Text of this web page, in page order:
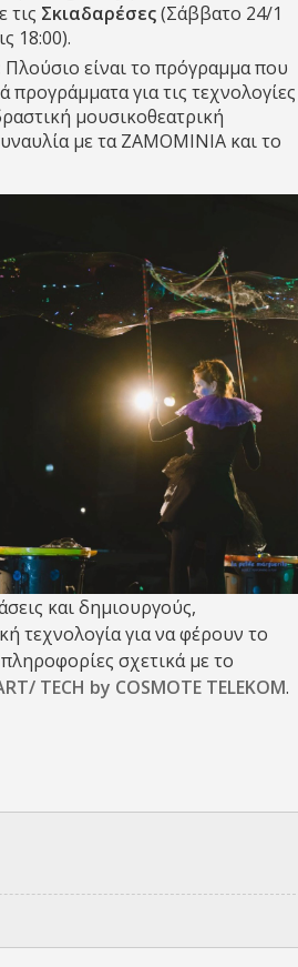
τις Σκιαδαρέσες(Σάββατο 24/1
18:00).
Πλούσιο είναι το πρόγραμμα που
προγράμματα για τις τεχνολογίες
μουσικοθεατρική
με τα ΖΑΜΟΜΙΝΙΑ και το
και δημιουργούς,
τεχνολογία για να φέρουν το
σχετικά με το
TECH by COSMOTE TELEKOM.